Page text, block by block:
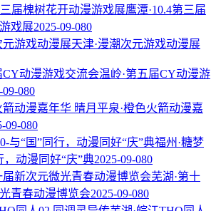
鹰潭·10.4第三届
戏展2025-09-080
天津·漫潮次元游戏动漫展
温岭·第五届CY动漫游
09-080
平泉·橙色火箭动漫嘉
09-080
福州·糖梦
，动漫同好“庆”典2025-09-080
芜湖·第十
青春动漫博览会2025-09-080